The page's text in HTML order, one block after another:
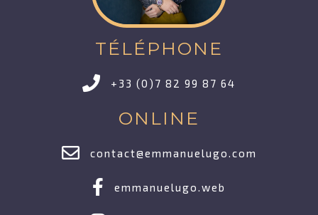
TÉLÉPHONE
+33 (0)7 82 99 87 64
ONLINE
contact@emmanuelugo.com
emmanuelugo.web